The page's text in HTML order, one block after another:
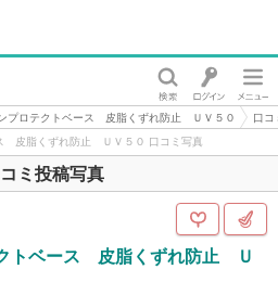
プロテクトベース 皮脂くずれ防止 ＵＶ５０
口コ
皮脂くずれ防止 ＵＶ５０ 口コミ写真
ミ投稿写真
トベース 皮脂くずれ防止 Ｕ